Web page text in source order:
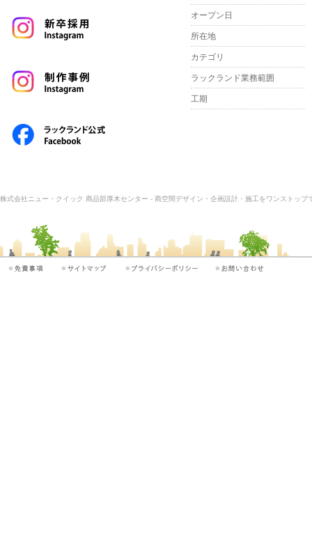
オープン日
所在地
カテゴリ
ラックランド業務範囲
工期
株式会社ニュー・クイック 商品部厚木センター - 商空間デザイン・企画設計・施工をワンストッ